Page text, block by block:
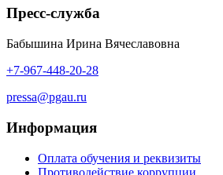
Пресс-служба
Бабышина Ирина Вячеславовна
+7-967-448-20-28
pressa@pgau.ru
Информация
Оплата обучения и реквизиты
Противодействие коррупции